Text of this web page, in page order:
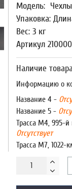
Модель:
Упаковка:
Вес: 3 кг
Артикул
Наличие
Информацию о
Название 4 -
Название 5 -
Трасса М4, 995-
Отсутствует
Трасса М7, 1022-